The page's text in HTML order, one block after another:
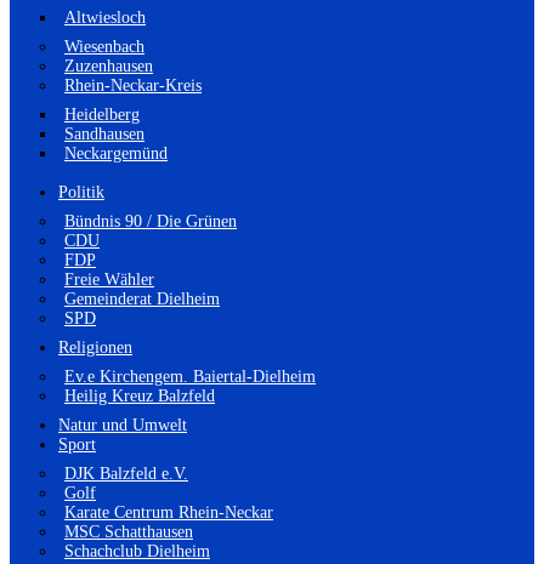
Altwiesloch
Wiesenbach
Zuzenhausen
Rhein-Neckar-Kreis
Heidelberg
Sandhausen
Neckargemünd
Politik
Bündnis 90 / Die Grünen
CDU
FDP
Freie Wähler
Gemeinderat Dielheim
SPD
Religionen
Ev.e Kirchengem. Baiertal-Dielheim
Heilig Kreuz Balzfeld
Natur und Umwelt
Sport
DJK Balzfeld e.V.
Golf
Karate Centrum Rhein-Neckar
MSC Schatthausen
Schachclub Dielheim